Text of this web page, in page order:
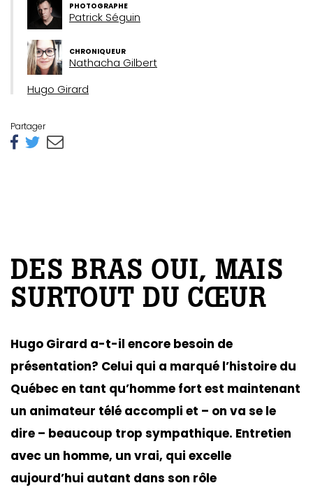
PHOTOGRAPHE
Patrick Séguin
CHRONIQUEUR
Nathacha Gilbert
Hugo Girard
Partager
DES BRAS OUI, MAIS
SURTOUT DU CŒUR
Hugo Girard a-t-il encore besoin de
présentation? Celui qui a marqué l’histoire du
Québec en tant qu’homme fort est maintenant
un animateur télé accompli et – on va se le
dire – beaucoup trop sympathique. Entretien
avec un homme, un vrai, qui excelle
aujourd’hui autant dans son rôle